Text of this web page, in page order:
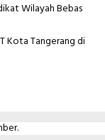
Wilayah Bebas
Kota Tangerang di